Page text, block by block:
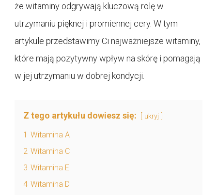
że witaminy odgrywają kluczową rolę w
utrzymaniu pięknej i promiennej cery. W tym
artykule przedstawimy Ci najważniejsze witaminy,
które mają pozytywny wpływ na skórę i pomagają
w jej utrzymaniu w dobrej kondycji.
Z tego artykułu dowiesz się: ukryj
1 Witamina A
2 Witamina C
3 Witamina E
4 Witamina D